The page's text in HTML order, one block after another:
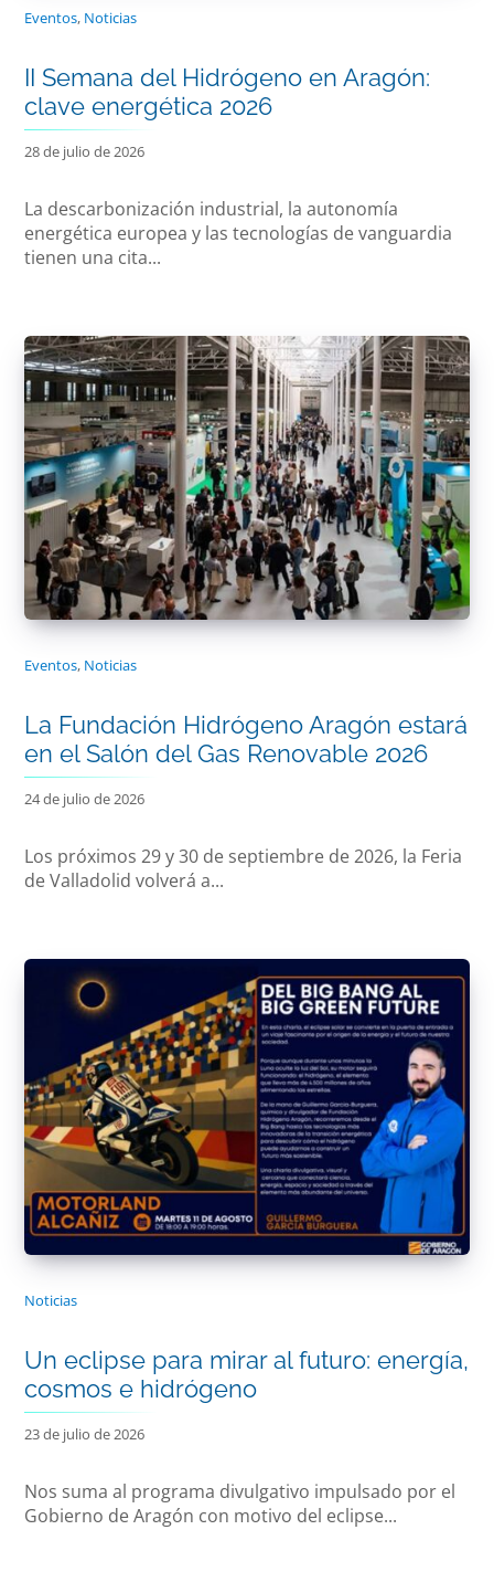
Eventos, Noticias
II Semana del Hidrógeno en Aragón:
clave energética 2026
28 de julio de 2026
La descarbonización industrial, la autonomía
energética europea y las tecnologías de vanguardia
tienen una cita...
Eventos, Noticias
La Fundación Hidrógeno Aragón estará
en el Salón del Gas Renovable 2026
24 de julio de 2026
Los próximos 29 y 30 de septiembre de 2026, la Feria
de Valladolid volverá a...
Noticias
Un eclipse para mirar al futuro: energía,
cosmos e hidrógeno
23 de julio de 2026
Nos suma al programa divulgativo impulsado por el
Gobierno de Aragón con motivo del eclipse...